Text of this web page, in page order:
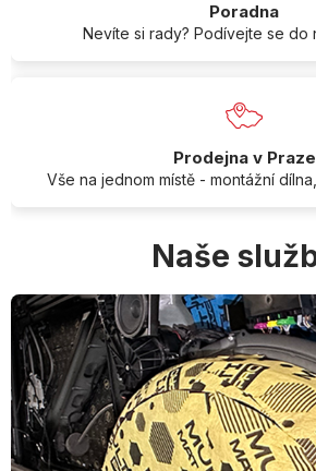
Poradna
Nevíte si rady? Podívejte se do
Prodejna v Praze
Vše na jednom místě - montážní
Naše